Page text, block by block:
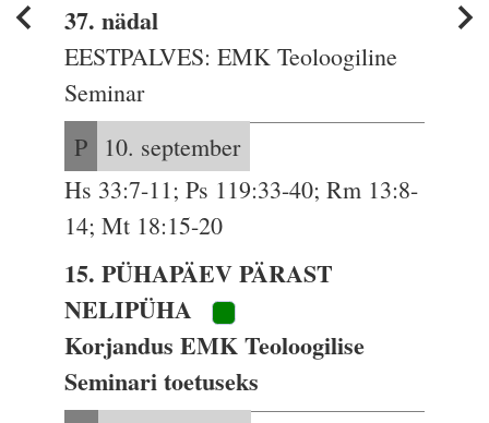
37. nädal
EESTPALVES: EMK Teoloogiline
Seminar
P
10. september
Hs 33:7-11; Ps 119:33-40; Rm 13:8-
14; Mt 18:15-20
15. PÜHAPÄEV PÄRAST
NELIPÜHA
Korjandus EMK Teoloogilise
Seminari toetuseks